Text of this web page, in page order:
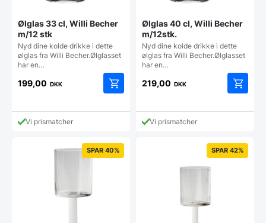
Ølglas 33 cl, Willi Becher
m/12 stk
Nyd dine kolde drikke i dette
ølglas fra Willi Becher.Ølglasset
har en…
199,00 DKK
Vi prismatcher
Ølglas 40 cl, Willi Becher
m/12stk.
Nyd dine kolde drikke i dette
ølglas fra Willi Becher.Ølglasset
har en…
219,00 DKK
Vi prismatcher
SPAR 40% SPAR 42%